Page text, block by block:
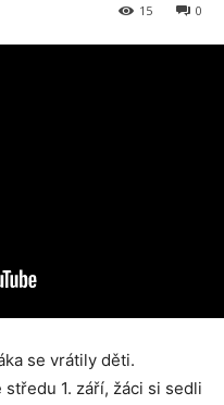
0
15
se vrátily děti.
1. září, žáci si sedli